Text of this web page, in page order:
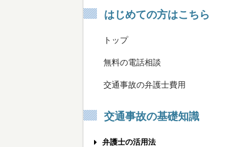
はじめての方はこちら
トップ
無料の電話相談
交通事故の弁護士費用
交通事故の基礎知識
弁護士の活用法